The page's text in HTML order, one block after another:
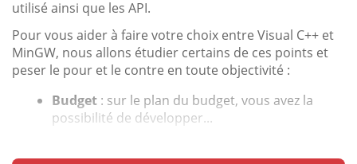
utilisé ainsi que les API.
Pour vous aider à faire votre choix entre Visual C++ et
MinGW, nous allons étudier certains de ces points et
peser le pour et le contre en toute objectivité :
Budget : sur le plan du budget, vous avez la
possibilité de développer...